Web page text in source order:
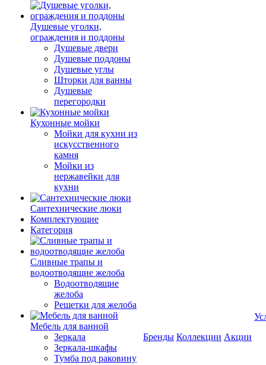
Душевые уголки,
ограждения и поддоны
Душевые двери
Душевые поддоны
Душевые углы
Шторки для ванны
Душевые
перегородки
Кухонные мойки
Мойки для кухни из
искусственного
камня
Мойки из
нержавейки для
кухни
Сантехнические люки
Комплектующие
Категория
Cливные трапы и
водоотводящие желоба
Водоотводящие
желоба
Решетки для желоба
Мебель для ванной
Зеркала
Зеркала-шкафы
Тумба под раковину
Бренды Коллекции Акции